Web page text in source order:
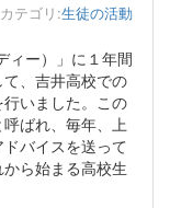
カテゴリ:生徒の活動
ィー）」に１年間
、吉井高校での
いました。この
ばれ、毎年、上
バイスを送って
ら始まる高校生